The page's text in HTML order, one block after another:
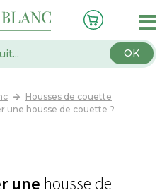
OK
Housses de couette
une housse de couette ?
une housse de